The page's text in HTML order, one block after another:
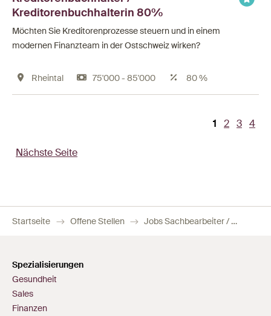
Kreditorenbuchhalterin 80%
Möchten Sie Kreditorenprozesse steuern und in einem
modernen Finanzteam in der Ostschweiz wirken?
Rheintal 75'000 - 85'000 80 %
Aktuelle
1 Page
2 Page
3 Page
4
Nächste Seite
Startseite Offene Stellen Jobs Sachbearbeiter / Sachbearbeiterin Rechnungswesen
Spezialisierungen
Gesundheit
Sales
Finanzen